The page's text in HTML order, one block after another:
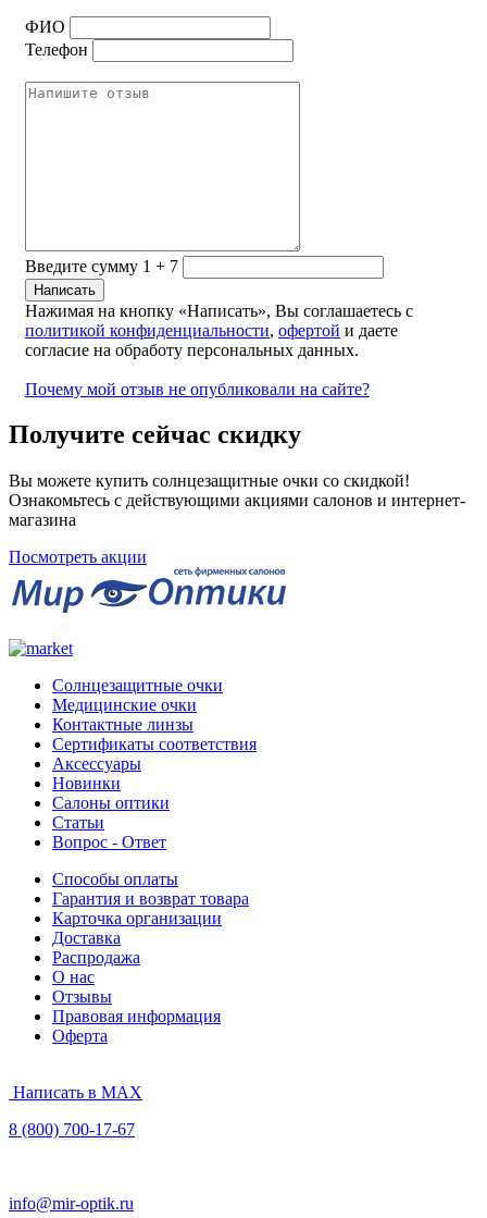
ФИО
Телефон
Введите сумму 1 + 7
Нажимая на кнопку «Написать», Вы соглашаетесь с
политикой конфиденциальности, офертой и даете
согласие на обработу персональных данных.
Почему мой отзыв не опубликовали на сайте?
Получите сейчас скидку
Вы можете купить солнцезащитные очки со скидкой!
Ознакомьтесь с действующими акциями салонов и интернет-
магазина
Посмотреть акции
Солнцезащитные очки
Медицинские очки
Контактные линзы
Сертификаты соответствия
Аксессуары
Новинки
Салоны оптики
Статьи
Вопрос - Ответ
Способы оплаты
Гарантия и возврат товара
Карточка организации
Доставка
Распродажа
О нас
Отзывы
Правовая информация
Оферта
Написать в MAX
8 (800) 700-17-67
info@mir-optik.ru